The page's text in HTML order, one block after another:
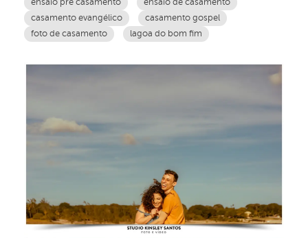
ensaio pré casamento
ensaio de casamento
casamento evangélico
casamento gospel
foto de casamento
lagoa do bom fim